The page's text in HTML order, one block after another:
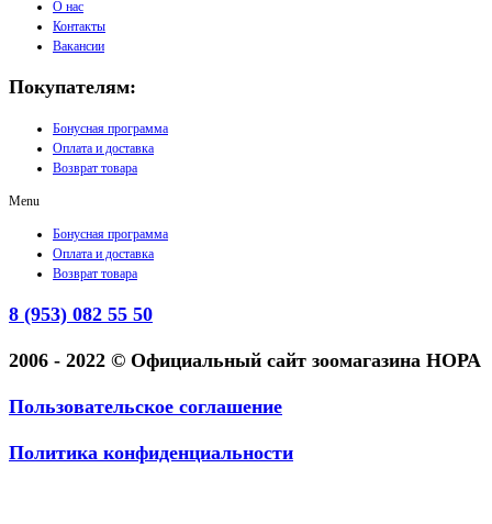
О нас
Контакты
Вакансии
Покупателям:
Бонусная программа
Оплата и доставка
Возврат товара
Menu
Бонусная программа
Оплата и доставка
Возврат товара
8 (953) 082 55 50
2006 - 2022 © Официальный сайт зоомагазина НОРА
Пользовательское соглашение
Политика конфиденциальности